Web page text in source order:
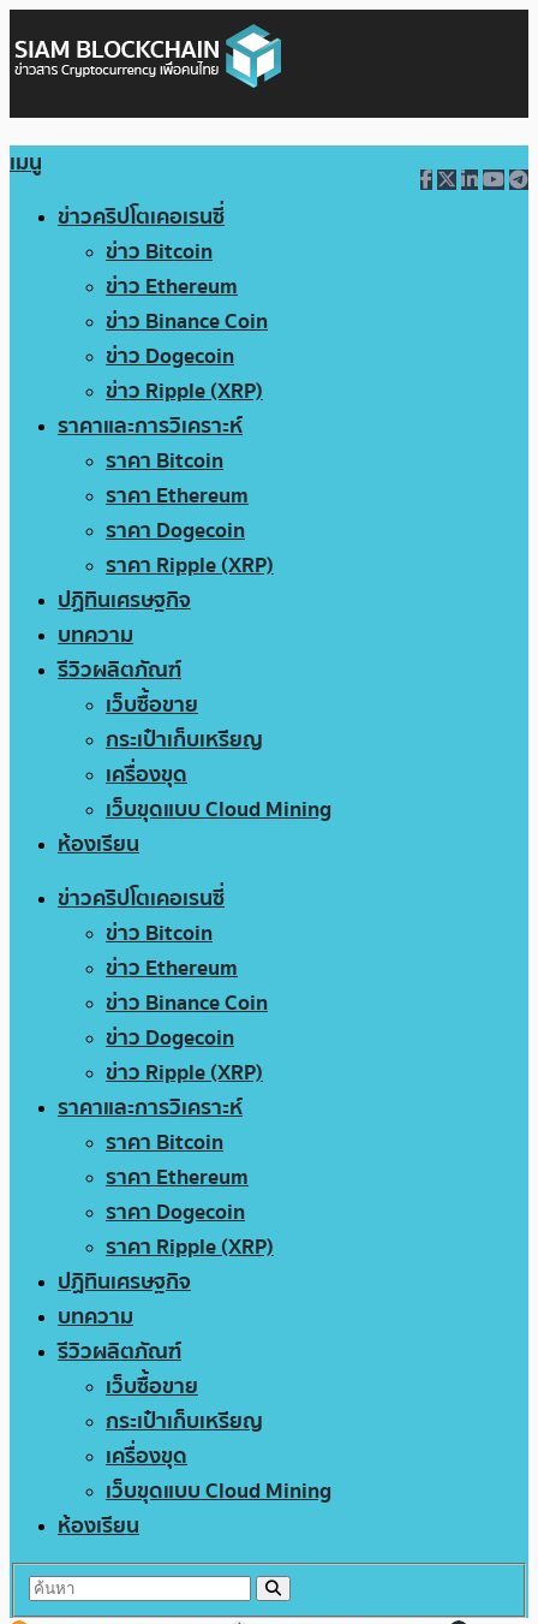
เมนู
ข่าวคริปโตเคอเรนซี่
ข่าว Bitcoin
ข่าว Ethereum
ข่าว Binance Coin
ข่าว Dogecoin
ข่าว Ripple (XRP)
ราคาและการวิเคราะห์
ราคา Bitcoin
ราคา Ethereum
ราคา Dogecoin
ราคา Ripple (XRP)
ปฏิทินเศรษฐกิจ
บทความ
รีวิวผลิตภัณฑ์
เว็บซื้อขาย
กระเป๋าเก็บเหรียญ
เครื่องขุด
เว็บขุดแบบ Cloud Mining
ห้องเรียน
ข่าวคริปโตเคอเรนซี่
ข่าว Bitcoin
ข่าว Ethereum
ข่าว Binance Coin
ข่าว Dogecoin
ข่าว Ripple (XRP)
ราคาและการวิเคราะห์
ราคา Bitcoin
ราคา Ethereum
ราคา Dogecoin
ราคา Ripple (XRP)
ปฏิทินเศรษฐกิจ
บทความ
รีวิวผลิตภัณฑ์
เว็บซื้อขาย
กระเป๋าเก็บเหรียญ
เครื่องขุด
เว็บขุดแบบ Cloud Mining
ห้องเรียน